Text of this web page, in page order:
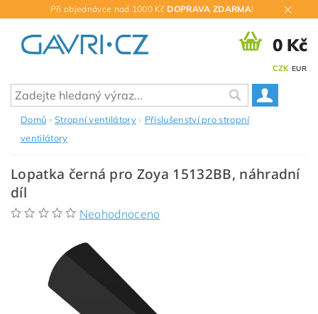
Při objednávce nad 1000 Kč DOPRAVA ZDARMA!
CZK EUR
0 Kč
Domů Stropní ventilátory
Příslušenství pro stropní
ventilátory
Lopatka černá pro Zoya 15132BB, náhradní
díl
Neohodnoceno